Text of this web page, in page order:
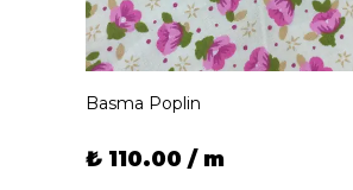
Basma Poplin
₺ 110.00 / m